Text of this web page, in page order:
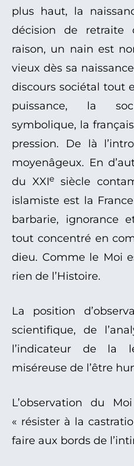
plus haut, la
décision de retraite
raison, un nain est
vieux dès sa
discours sociétal tout
puissance, la
symbolique, la
pression. De là
moyenâgeux. En
du XXIe
siècle
islamiste est la
barbarie, ignorance
tout concentré en
dieu. Comme le Moi
rien de l’Histoire.
La position
scientifique, de
l’indicateur de la
miséreuse de l’être
L’observation du
« résister à la
faire aux bords de